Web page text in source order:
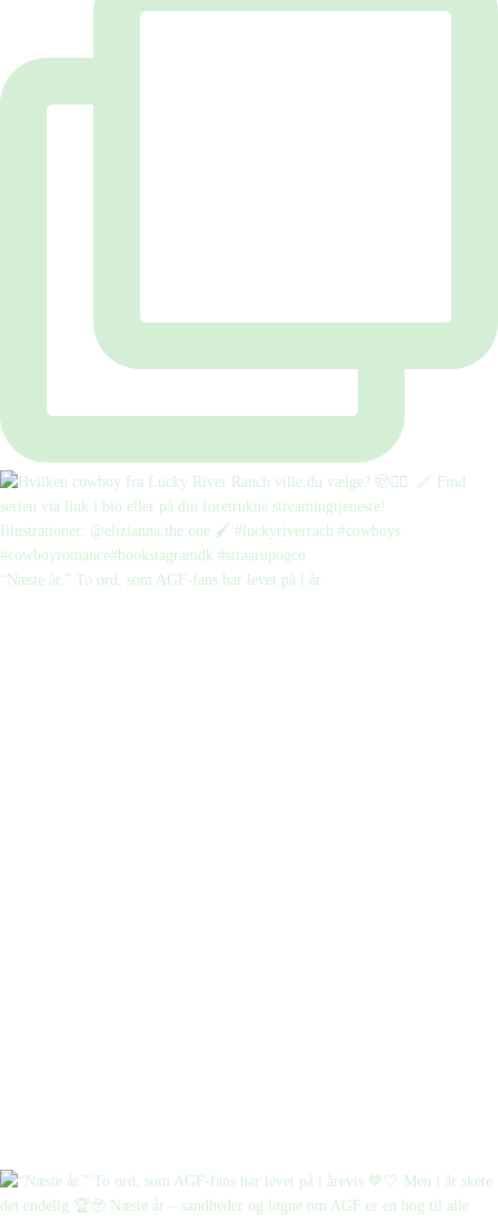
“Næste år.” To ord, som AGF-fans har levet på i år